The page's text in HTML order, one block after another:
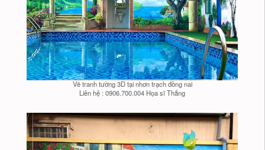
Vẽ tranh tường 3D tại nhơn trạch đồng nai
Liên hệ : 0906.700.004 Họa sĩ Thắng